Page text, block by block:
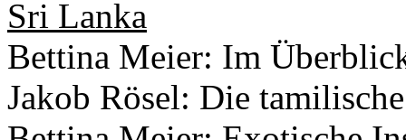
Sri Lanka
Bettina Meier: Im
Jakob Rösel: Die